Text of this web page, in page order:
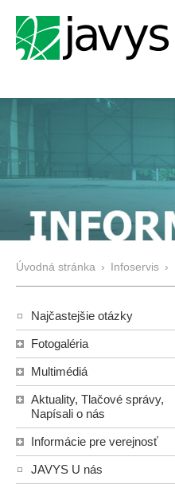
Úvodná stránka › Infoservis ›
Najčastejšie otázky
Fotogaléria
Multimédiá
Aktuality, Tlačové správy,
Napísali o nás
Informácie pre verejnosť
JAVYS U nás